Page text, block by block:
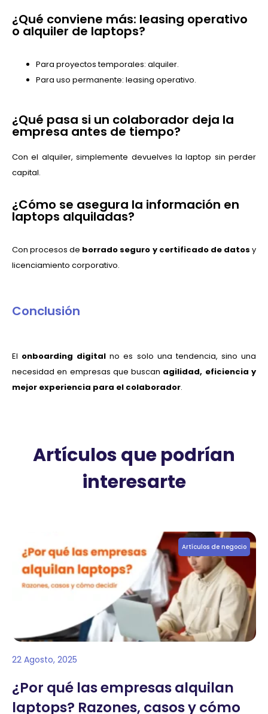
¿Qué conviene más: leasing operativo
o alquiler de laptops?
Para proyectos temporales: alquiler.
Para uso permanente: leasing operativo.
¿Qué pasa si un colaborador deja la
empresa antes de tiempo?
Con el alquiler, simplemente devuelves la laptop sin perder
capital.
¿Cómo se asegura la información en
laptops alquiladas?
Con procesos de borrado seguro y certificado de datos y
licenciamiento corporativo.
Conclusión
El onboarding digital no es solo una tendencia, sino una
necesidad en empresas que buscan agilidad, eficiencia y
mejor experiencia para el colaborador.
Artículos que podrían
interesarte
Artículos de negocio
22 Agosto, 2025
¿Por qué las empresas alquilan
laptops? Razones, casos y cómo